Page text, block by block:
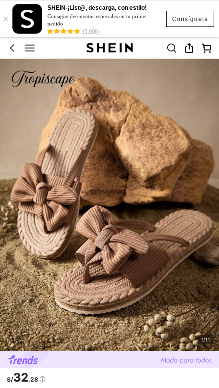
Consíguela
×
SHEIN-¡List@, descarga, con estilo!
Consigue descuentos especiales en tu primer
pedido
(5,000)
1/11
S/32.28